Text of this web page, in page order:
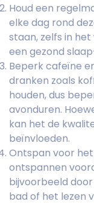
Houd een
elke dag rond
staan, zelfs in
een gezond
Beperk cafeïne
dranken zoals
houden, dus
avonduren.
kan het de
beïnvloeden.
Ontspan voor
ontspannen
bijvoorbeeld
bad of het lezen